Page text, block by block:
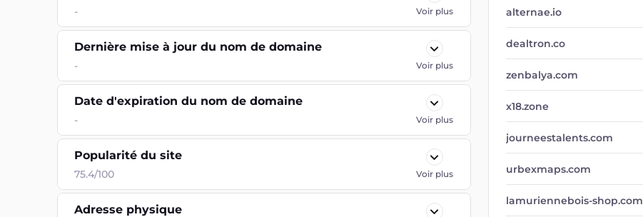
- Voir plus
Dernière mise à jour du nom de domaine
- Voir plus
Date d'expiration du nom de domaine
- Voir plus
Popularité du site
75.4/100 Voir plus
Adresse physique
alternae.io
dealtron.co
zenbalya.com
x18.zone
journeestalents.com
urbexmaps.com
lamuriennebois-shop.com